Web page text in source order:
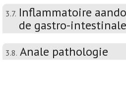
3.7. Inflammatoire
de gastro-
3.8. Anale pathologie